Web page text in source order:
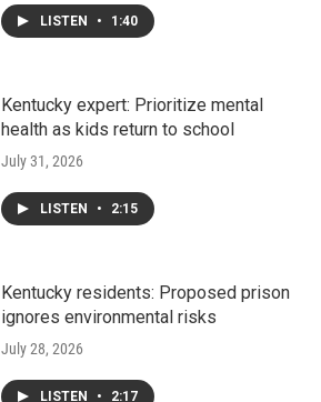
LISTEN • 1:40
Kentucky expert: Prioritize mental
health as kids return to school
July 31, 2026
LISTEN • 2:15
Kentucky residents: Proposed prison
ignores environmental risks
July 28, 2026
LISTEN • 2:17